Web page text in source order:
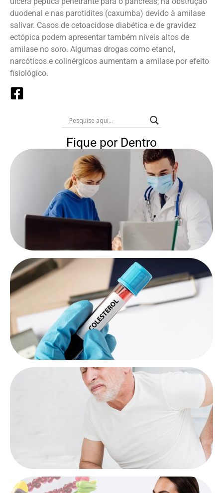
duodenal e nas parotidites (caxumba) devido à amilase
salivar. Casos de cetoacidose diabética e de gravidez
ectópica podem apresentar também níveis altos de
amilase no soro. Algumas drogas como etanol,
narcóticos e colinérgicos aumentam a amilase por efeito
fisiológico.
Fique por Dentro